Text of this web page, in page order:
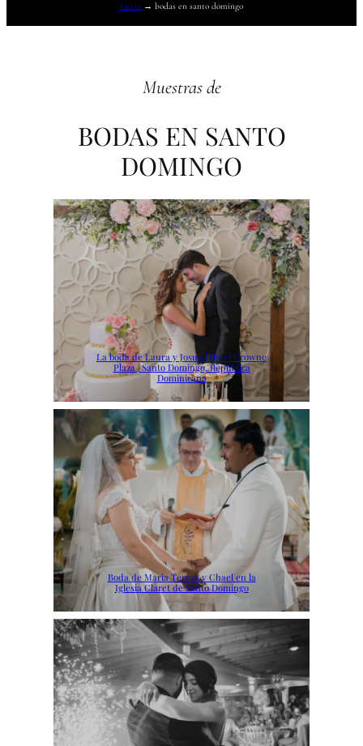
Inicio → bodas en santo domingo
Muestras de
BODAS EN SANTO
DOMINGO
La boda de Laura y Josue | Hotel Crowne
Plaza | Santo Domingo, República
Dominicana
Boda de Maria Teresa y Chael en la
Iglesia Claret de Santo Domingo